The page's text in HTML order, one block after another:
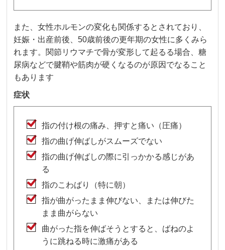
また、女性ホルモンの変化も関係するとされており、
妊娠・出産前後、50歳前後の更年期の女性に多くみら
れます。関節リウマチで骨が変形して起るる場合、糖
尿病などで腱鞘や筋肉が硬くなるのが原因でなること
もあります
症状
指の付け根の痛み、押すと痛い（圧痛）
指の曲げ伸ばしがスムーズでない
指の曲げ伸ばしの際に引っかかる感じがあ
る
指のこわばり（特に朝）
指が曲がったまま伸びない、または伸びた
まま曲がらない
曲がった指を伸ばそうとすると、ばねのよ
うに跳ねる時に激痛がある